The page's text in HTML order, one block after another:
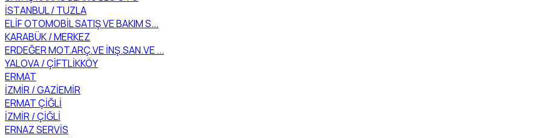
İSTANBUL / TUZLA
ELİF OTOMOBİL SATIŞ VE BAKIM S...
KARABÜK / MERKEZ
ERDEĞER MOT.ARÇ.VE İNŞ.SAN.VE ...
YALOVA / ÇİFTLİKKÖY
ERMAT
İZMİR / GAZİEMİR
ERMAT ÇİĞLİ
İZMİR / ÇİĞLİ
ERNAZ SERVİS